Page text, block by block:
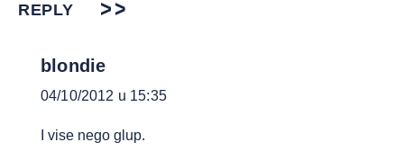
REPLY
blondie
04/10/2012 u 15:35
I vise nego glup.